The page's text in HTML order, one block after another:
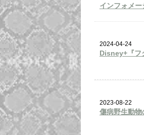
インフォメー
2024-04-24
Disney+『フ
2023-08-22
傷病野生動物